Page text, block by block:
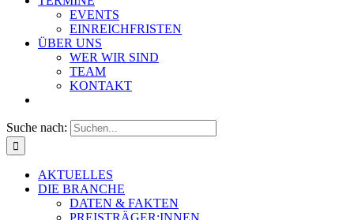
EVENTS
EINREICHFRISTEN
ÜBER UNS
WER WIR SIND
TEAM
KONTAKT
Suche nach:
AKTUELLES
DIE BRANCHE
DATEN & FAKTEN
PREISTRÄGER:INNEN